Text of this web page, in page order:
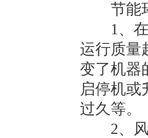
节能环
1、在
运行质量
变了机器
启停机或
过久等。
2、风